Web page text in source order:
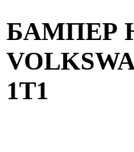
БАМПЕР
1T1